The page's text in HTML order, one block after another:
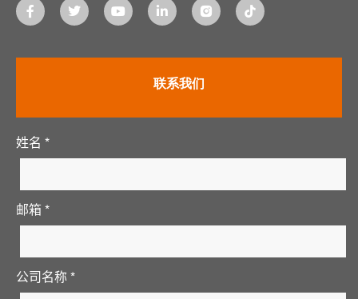
联系我们
姓名 *
邮箱 *
公司名称 *